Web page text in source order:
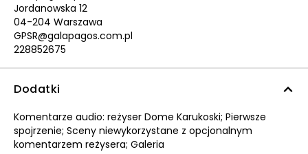
Jordanowska 12
04-204 Warszawa
GPSR@galapagos.com.pl
228852675
Dodatki
Komentarze audio: reżyser Dome Karukoski; Pierwsze
spojrzenie; Sceny niewykorzystane z opcjonalnym
komentarzem reżysera; Galeria